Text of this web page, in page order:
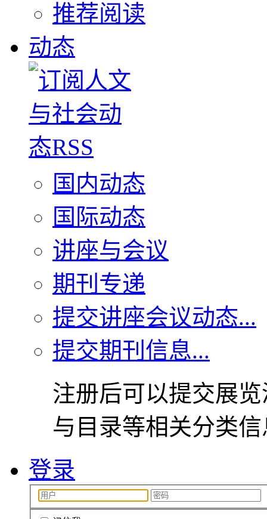
推荐阅读
动态
国内动态
国际动态
讲座与会议
期刊专递
提交讲座会议动态...
提交期刊信息...
注册后可以提交展
与目录等相关分类
登录